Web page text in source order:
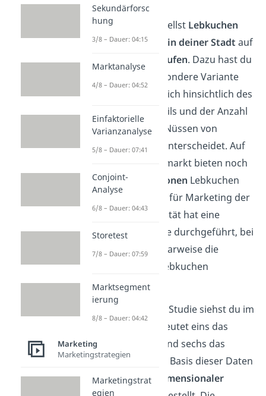
Stell dir vor, du stellst Lebkuchen
her und willst sie in deiner Stadt auf
verkaufen. Dazu hast du
dir eine ganz besondere Variante
ausgedacht, die sich hinsichtlich des
Schokoladenanteils und der Anzahl
an verwendeten Nüssen von
anderen Sorten unterscheidet. Auf
dem Weihnachtsmarkt bieten noch
drei andere Personen Lebkuchen
an. Der Lehrstuhl für Marketing der
örtlichen Universität hat eine
Ähnlichkeitsstudie durchgeführt, bei
der Passanten paarweise die
Ähnlichkeit der Lebkuchen
beurteilen sollen.
Das Ergebnis der Studie siehst du im
Video. Dabei bedeutet eins das
ähnlichste Paar und sechs das
unähnlichste. Auf Basis dieser Daten
wurde einzweidimensionaler
Sekundärforsc
hung
3/8 – Dauer: 04:15
Marktanalyse
4/8 – Dauer: 04:52
Einfaktorielle
Varianzanalyse
5/8 – Dauer: 07:41
Conjoint-
Analyse
6/8 – Dauer: 04:43
Storetest
7/8 – Dauer: 07:59
Marktsegment
ierung
8/8 – Dauer: 04:42
Marketing
Marketingstrategien
Marketingstrat
egien